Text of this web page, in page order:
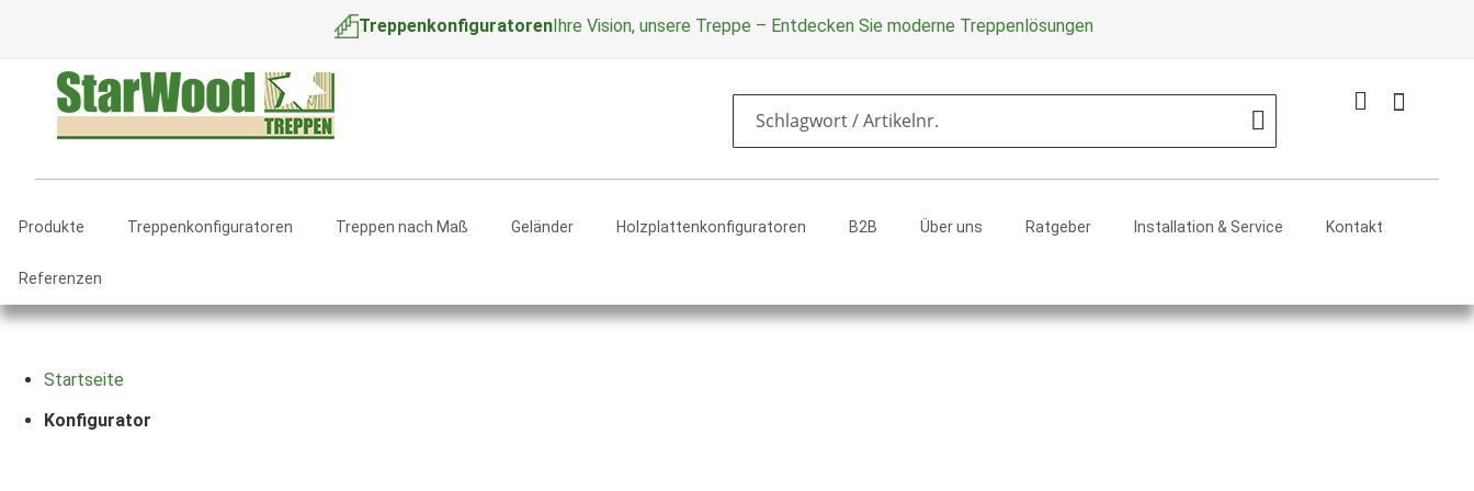
TreppenkonfiguratorenIhre Vision, unsere Treppe – Entdecken Sie moderne Treppenlösungen
Mein
Produkte Treppenkonfiguratoren Treppen nach Maß Geländer Holzplattenkonfiguratoren B2B Über uns Ratgeber Installation & Service Kontakt
Referenzen
Startseite
Konfigurator